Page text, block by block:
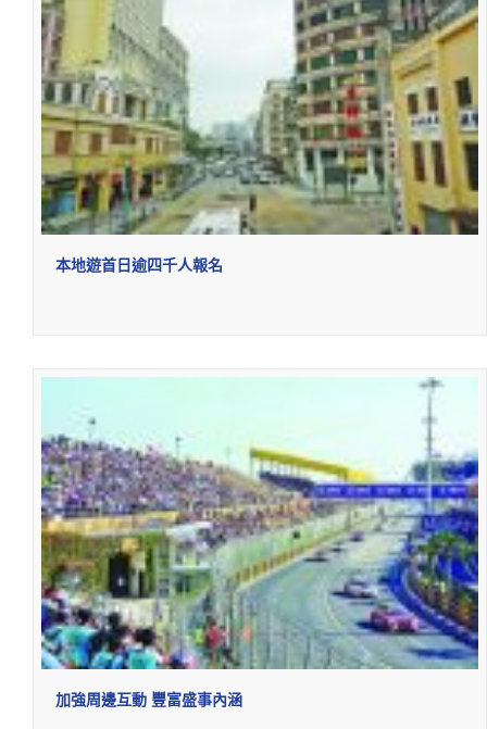
本地遊首日逾四千人報名
加強周邊互動 豐富盛事內涵